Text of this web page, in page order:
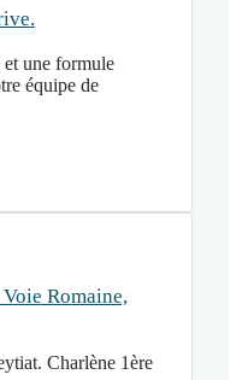
une formule
équipe de
Romaine,
Charlène 1ère